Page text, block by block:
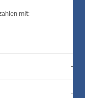
mit: